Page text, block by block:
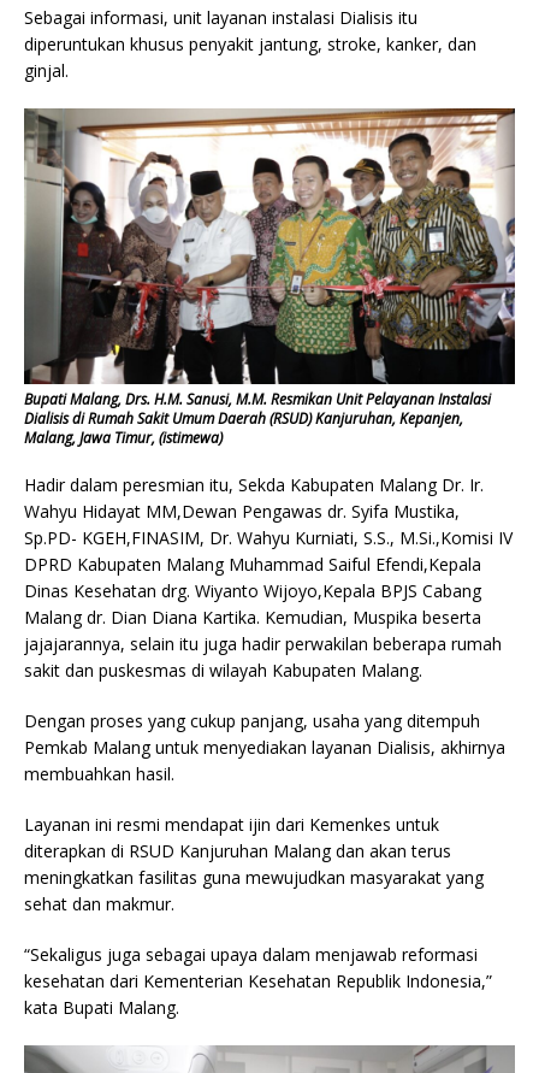
Sebagai informasi, unit layanan instalasi Dialisis itu
diperuntukan khusus penyakit jantung, stroke, kanker, dan
ginjal.
Bupati Malang, Drs. H.M. Sanusi, M.M. Resmikan Unit Pelayanan Instalasi
Dialisis di Rumah Sakit Umum Daerah (RSUD) Kanjuruhan, Kepanjen,
Malang, Jawa Timur, (istimewa)
Hadir dalam peresmian itu, Sekda Kabupaten Malang Dr. Ir.
Wahyu Hidayat MM,Dewan Pengawas dr. Syifa Mustika,
Sp.PD- KGEH,FINASIM, Dr. Wahyu Kurniati, S.S., M.Si.,Komisi IV
DPRD Kabupaten Malang Muhammad Saiful Efendi,Kepala
Dinas Kesehatan drg. Wiyanto Wijoyo,Kepala BPJS Cabang
Malang dr. Dian Diana Kartika. Kemudian, Muspika beserta
jajajarannya, selain itu juga hadir perwakilan beberapa rumah
sakit dan puskesmas di wilayah Kabupaten Malang.
Dengan proses yang cukup panjang, usaha yang ditempuh
Pemkab Malang untuk menyediakan layanan Dialisis, akhirnya
membuahkan hasil.
Layanan ini resmi mendapat ijin dari Kemenkes untuk
diterapkan di RSUD Kanjuruhan Malang dan akan terus
meningkatkan fasilitas guna mewujudkan masyarakat yang
sehat dan makmur.
“Sekaligus juga sebagai upaya dalam menjawab reformasi
kesehatan dari Kementerian Kesehatan Republik Indonesia,”
kata Bupati Malang.